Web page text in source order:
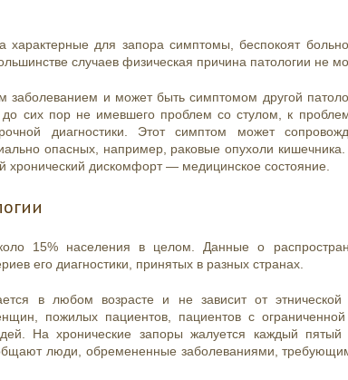
характерные для запора симптомы, беспокоят
случаев физическая причина патологии не
заболеванием и может быть симптомом другой
сих пор не имевшего проблем со стулом, к
диагностики. Этот симптом может
опасных, например, раковые опухоли
хронический дискомфорт — медицинское состояние.
15% населения в целом. Данные о
его диагностики, принятых в разных странах.
в любом возрасте и не зависит от
пожилых пациентов, пациентов с ограниченной
На хронические запоры жалуется каждый
люди, обремененные заболеваниями,